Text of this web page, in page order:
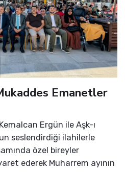
Emanetler
Ergün ile Aşk-ı
seslendirdiği ilahilerle
özel bireyler
ederek Muharrem ayının